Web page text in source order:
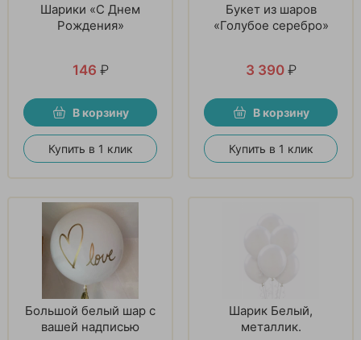
Шарики «С Днем
Рождения»
146 ₽
В корзину
Купить в 1 клик
Букет из шаров
«Голубое серебро»
3 390 ₽
В корзину
Купить в 1 клик
Большой белый шар с
вашей надписью
Шарик Белый,
металлик.